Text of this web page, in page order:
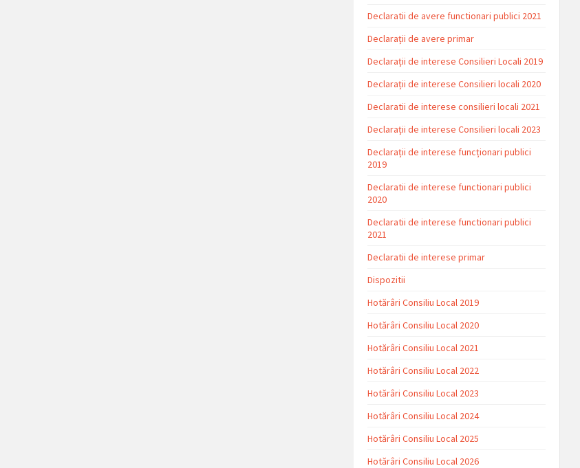
Declaratii de avere functionari publici 2021
Declarații de avere primar
Declarații de interese Consilieri Locali 2019
Declarații de interese Consilieri locali 2020
Declaratii de interese consilieri locali 2021
Declarații de interese Consilieri locali 2023
Declarații de interese funcționari publici
2019
Declaratii de interese functionari publici
2020
Declaratii de interese functionari publici
2021
Declaratii de interese primar
Dispozitii
Hotărâri Consiliu Local 2019
Hotărâri Consiliu Local 2020
Hotărâri Consiliu Local 2021
Hotărâri Consiliu Local 2022
Hotărâri Consiliu Local 2023
Hotărâri Consiliu Local 2024
Hotărâri Consiliu Local 2025
Hotărâri Consiliu Local 2026